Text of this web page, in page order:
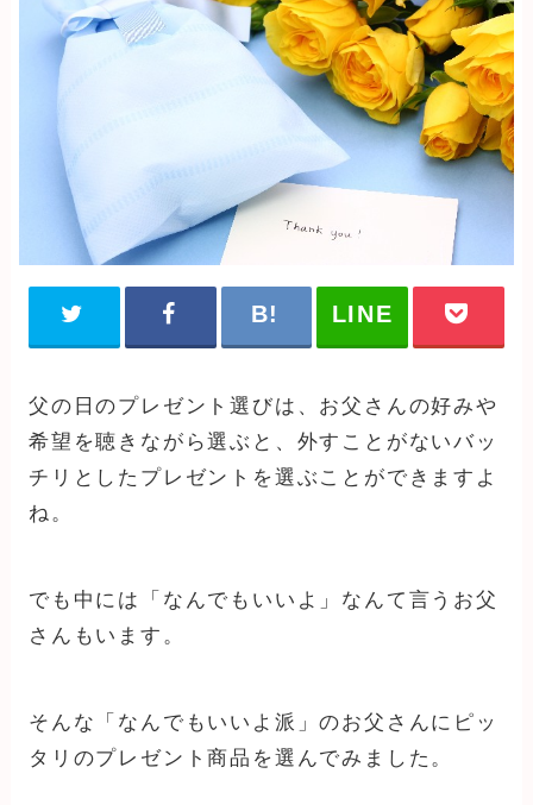
父の日のプレゼント選びは、お父さんの好みや
希望を聴きながら選ぶと、外すことがないバッ
チリとしたプレゼントを選ぶことができますよ
ね。
でも中には「なんでもいいよ」なんて言うお父
さんもいます。
そんな「なんでもいいよ派」のお父さんにピッ
タリのプレゼント商品を選んでみました。